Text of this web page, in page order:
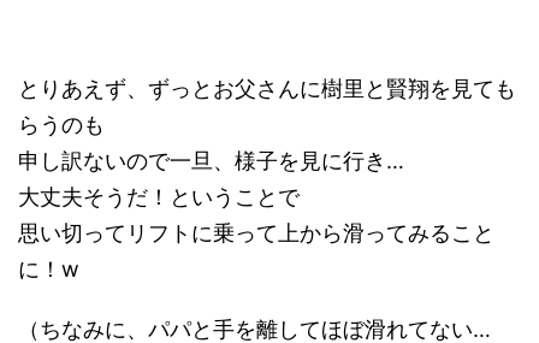
とりあえず、ずっとお父さんに樹里と賢翔を見ても
らうのも
申し訳ないので一旦、様子を見に行き…
大丈夫そうだ！ということで
思い切ってリフトに乗って上から滑ってみること
に！w
（ちなみに、パパと手を離してほぼ滑れてない…